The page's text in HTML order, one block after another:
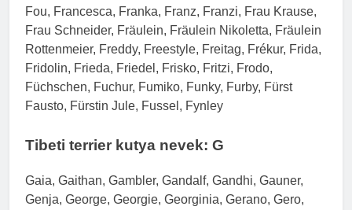
Fou, Francesca, Franka, Franz, Franzi, Frau Krause,
Frau Schneider, Fräulein, Fräulein Nikoletta, Fräulein
Rottenmeier, Freddy, Freestyle, Freitag, Frékur, Frida,
Fridolin, Frieda, Friedel, Frisko, Fritzi, Frodo,
Füchschen, Fuchur, Fumiko, Funky, Furby, Fürst
Fausto, Fürstin Jule, Fussel, Fynley
Tibeti terrier kutya nevek: G
Gaia, Gaithan, Gambler, Gandalf, Gandhi, Gauner,
Genja, George, Georgie, Georginia, Gerano, Gero,